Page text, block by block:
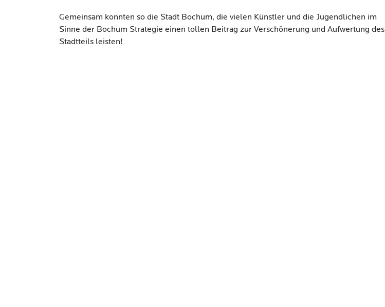
Gemeinsam konnten so die Stadt Bochum, die vielen Künstler und die Jugendlichen im
Sinne der Bochum Strategie einen tollen Beitrag zur Verschönerung und Aufwertung des
Stadtteils leisten!